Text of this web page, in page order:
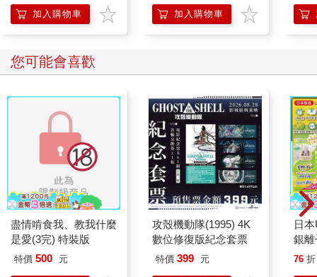
加入購物車 加入購物車
您可能會喜歡
盡情啃食我、教我什麼
是愛(3完) 特裝版
特價 500 元
攻殼機動隊(1995) 4K
數位修復版紀念套票
特價 399 元
日
銀
乾
76 折